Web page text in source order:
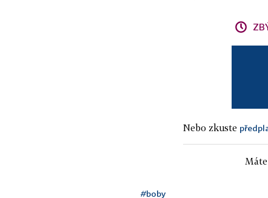
Nebo zkuste
#boby